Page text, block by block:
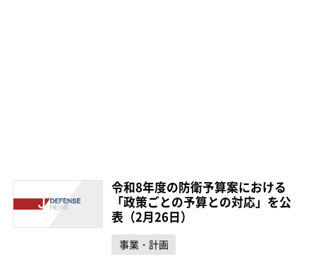
令和8年度の防衛予算案における
「政策ごとの予算との対応」を公
表（2月26日）
事業・計画